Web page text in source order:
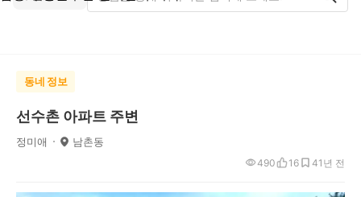
동네 정보
선수촌 아파트 주변
정미애 남촌동
1년 전
490 16 4